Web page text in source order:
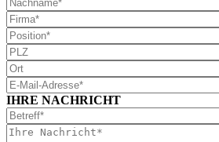
IHRE NACHRICHT